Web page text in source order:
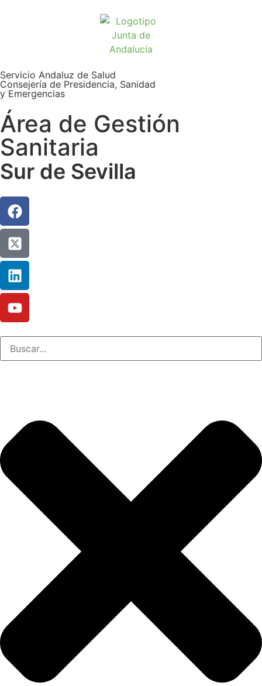
Servicio Andaluz de Salud
Consejería de Presidencia, Sanidad
y Emergencias
Área de Gestión
Sanitaria
Sur de Sevilla